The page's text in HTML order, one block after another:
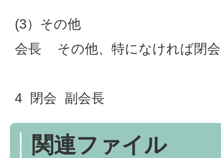
(3）その他
会長 その他、特になければ閉
4 閉会 副会長
関連ファイル